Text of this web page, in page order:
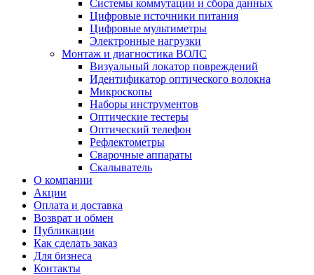
Системы коммутации и сбора данных
Цифровые источники питания
Цифровые мультиметры
Электронные нагрузки
Монтаж и диагностика ВОЛС
Визуальный локатор повреждений
Идентификатор оптического волокна
Микроскопы
Наборы инструментов
Оптические тестеры
Оптический телефон
Рефлектометры
Сварочные аппараты
Скалыватель
О компании
Акции
Оплата и доставка
Возврат и обмен
Публикации
Как сделать заказ
Для бизнеса
Контакты